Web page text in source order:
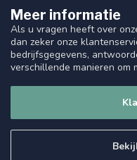
Meer informatie
Als u vragen heeft over
dan zeker onze
bedrijfsgegevens,
verschillende manieren om